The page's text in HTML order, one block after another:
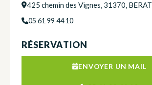
425 chemin des Vignes, 31370, BERAT
05 61 99 44 10
RÉSERVATION
ENVOYER UN MAIL